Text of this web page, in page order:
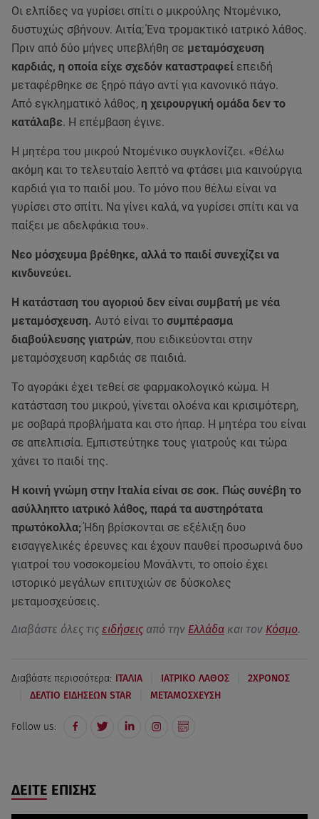
Οι ελπίδες να γυρίσει σπίτι ο μικρούλης Ντομένικο,
δυστυχώς σβήνουν. Αιτία; Ένα τρομακτικό ιατρικό λάθος.
Πριν από δύο μήνες υπεβλήθη σε μεταμόσχευση
καρδιάς, η οποία είχε σχεδόν καταστραφεί επειδή
μεταφέρθηκε σε ξηρό πάγο αντί για κανονικό πάγο.
Από εγκληματικό λάθος, η χειρουργική ομάδα δεν το
κατάλαβε. Η επέμβαση έγινε.
Η μητέρα του μικρού Ντομένικο συγκλονίζει. «Θέλω
ακόμη και το τελευταίο λεπτό να φτάσει μια καινούργια
καρδιά για το παιδί μου. Το μόνο που θέλω είναι να
γυρίσει στο σπίτι. Να γίνει καλά, να γυρίσει σπίτι και να
παίξει με αδελφάκια του».
Νεο μόσχευμα βρέθηκε, αλλά το παιδί συνεχίζει να
κινδυνεύει.
Η κατάσταση του αγοριού δεν είναι συμβατή με νέα
μεταμόσχευση. Αυτό είναι το συμπέρασμα
διαβούλευσης γιατρών, που ειδικεύονται στην
μεταμόσχευση καρδιάς σε παιδιά.
Το αγοράκι έχει τεθεί σε φαρμακολογικό κώμα. Η
κατάσταση του μικρού, γίνεται ολοένα και κρισιμότερη,
με σοβαρά προβλήματα και στο ήπαρ. Η μητέρα του είναι
σε απελπισία. Εμπιστεύτηκε τους γιατρούς και τώρα
χάνει το παιδί της.
H κοινή γνώμη στην Ιταλία είναι σε σοκ. Πώς συνέβη το
ασύλληπτο ιατρικό λάθος, παρά τα αυστηρότατα
πρωτόκολλα;Ήδη βρίσκονται σε εξέλιξη δυο
εισαγγελικές έρευνες και έχουν παυθεί προσωρινά δυο
γιατροί του νοσοκομείου Μονάλντι, το οποίο έχει
ιστορικό μεγάλων επιτυχιών σε δύσκολες
μεταμοσχεύσεις.
Διαβάστε όλες τις ειδήσεις από την Ελλάδα και τον Κόσμο.
Διαβάστε περισσότερα: ΙΤΑΛΙΑ ΙΑΤΡΙΚΟ ΛΑΘΟΣ 2ΧΡΟΝΟΣ
ΔΕΛΤΙΟ ΕΙΔΗΣΕΩΝ STAR ΜΕΤΑΜΟΣΧΕΥΣΗ
Follow us:
ΔΕΙΤΕ ΕΠΙΣΗΣ